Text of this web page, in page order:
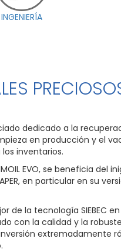
INGENIERÍA
dedicado a la
en producción y el
inventarios.
EVO, se beneficia del
en particular en su
de la tecnología SIEBEC
con la calidad y la
extremadamente